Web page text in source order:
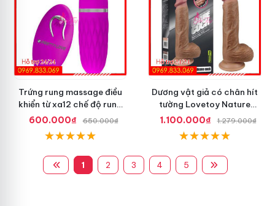
Trứng rung massage điều
khiển từ xa12 chế độ rung
Pretty Love
600.000₫ 650.000₫
Dương vật giả có chân hít
tường Lovetoy Nature
Cock dài 8.5 inch
1.100.000₫ 1.279.000₫
1 2 3 4 5